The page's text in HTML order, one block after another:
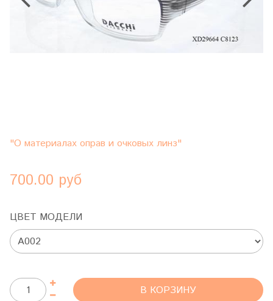
"О материалах оправ и очковых линз"
700.00 руб
ЦВЕТ МОДЕЛИ
В КОРЗИНУ